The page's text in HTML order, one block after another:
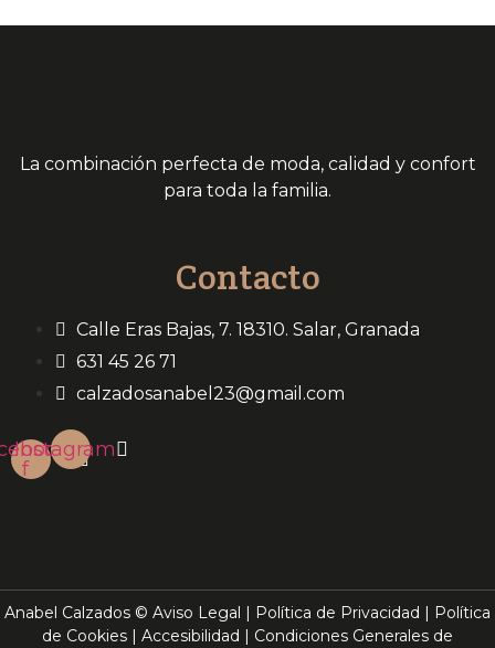
La combinación perfecta de moda, calidad y confort
para toda la familia.
Contacto
Calle Eras Bajas, 7. 18310. Salar, Granada
631 45 26 71
calzadosanabel23@gmail.com
f
Instagram
Anabel Calzados © Aviso Legal | Política de Privacidad | Política
de Cookies | Accesibilidad | Condiciones Generales de